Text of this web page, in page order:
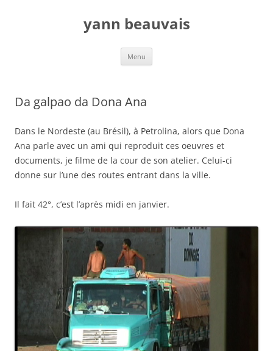
yann beauvais
Menu
Da galpao da Dona Ana
Dans le Nordeste (au Brésil), à Petrolina, alors que Dona
Ana parle avec un ami qui reproduit ces oeuvres et
documents, je filme de la cour de son atelier. Celui-ci
donne sur l’une des routes entrant dans la ville.
Il fait 42°, c’est l’après midi en janvier.